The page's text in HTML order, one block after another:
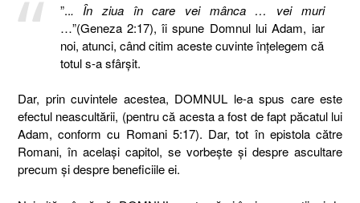
”... În ziua în care vei mânca … vei muri
…”(Geneza 2:17), îi spune Domnul lui Adam, iar
noi, atunci, când citim aceste cuvinte înţelegem că
totul s-a sfârşit.
Dar, prin cuvintele acestea, DOMNUL le-a spus care este
efectul neascultării, (pentru că acesta a fost de fapt păcatul lui
Adam, conform cu Romani 5:17). Dar, tot în epistola către
Romani, în acelaşi capitol, se vorbeşte şi despre ascultare
precum şi despre beneficiile ei.